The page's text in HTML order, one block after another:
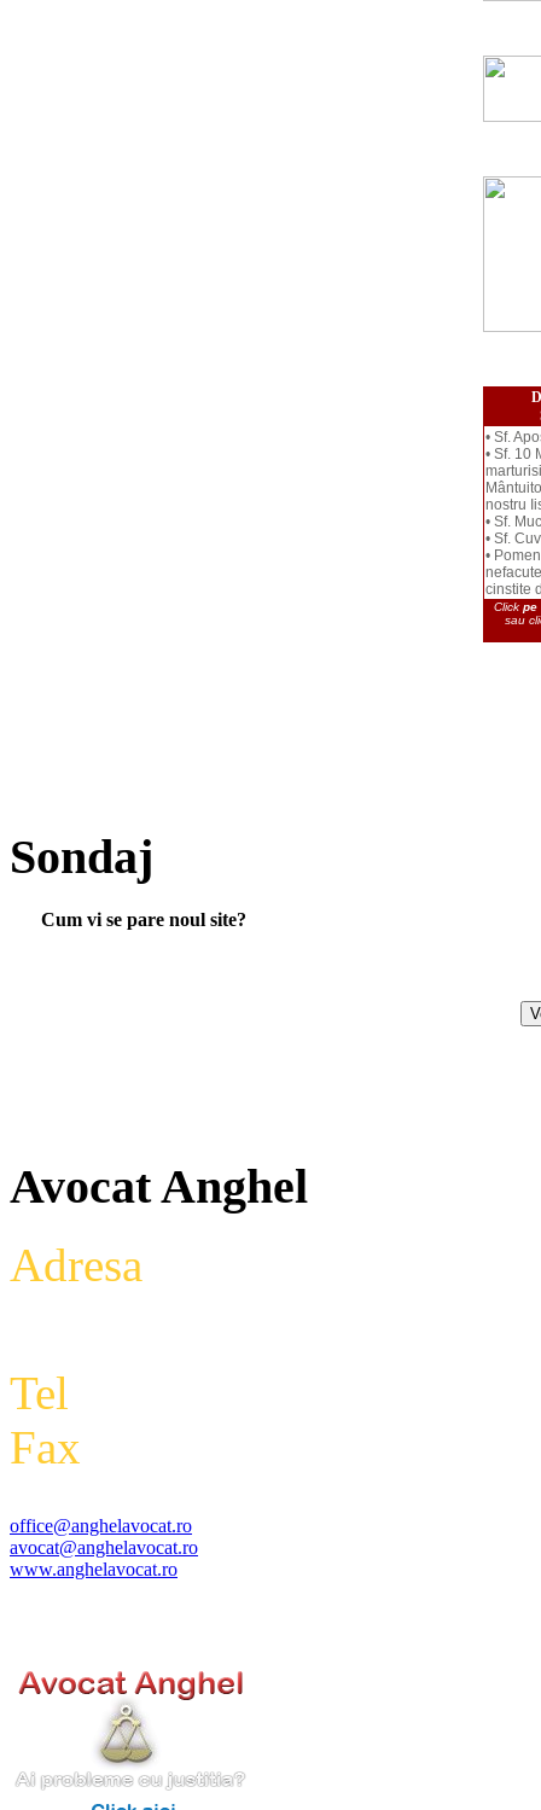
• Sf.
• Sf. 10
nostru
• Sf.
• Sf.
•
cinstite
Click pe
sau
Sondaj
Cum vi se pare noul site?
Avocat Anghel
Adresa
Tel
Fax
office@anghelavocat.ro
avocat@anghelavocat.ro
www.anghelavocat.ro